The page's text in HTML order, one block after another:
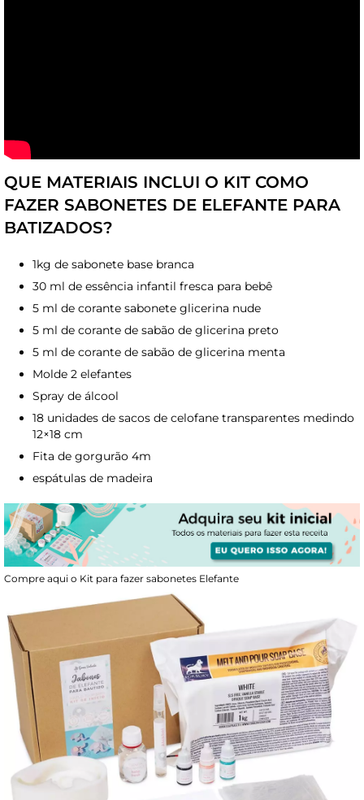
QUE MATERIAIS INCLUI O KIT COMO
FAZER SABONETES DE ELEFANTE PARA
BATIZADOS?
1kg de sabonete base branca
30 ml de essência infantil fresca para bebê
5 ml de corante sabonete glicerina nude
5 ml de corante de sabão de glicerina preto
5 ml de corante de sabão de glicerina menta
Molde 2 elefantes
Spray de álcool
18 unidades de sacos de celofane transparentes medindo
12×18 cm
Fita de gorgurão 4m
espátulas de madeira
Compre aqui o Kit para fazer sabonetes Elefante